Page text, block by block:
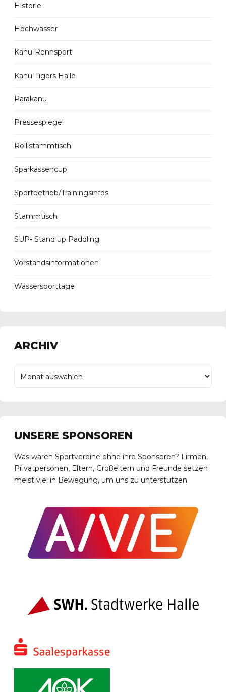
Historie
Hochwasser
Kanu-Rennsport
Kanu-Tigers Halle
Parakanu
Pressespiegel
Rollistammtisch
Sparkassencup
Sportbetrieb/Trainingsinfos
Stammtisch
SUP- Stand up Paddling
Vorstandsinformationen
Wassersporttage
ARCHIV
UNSERE SPONSOREN
Was wären Sportvereine ohne ihre Sponsoren? Firmen,
Privatpersonen, Eltern, Großeltern und Freunde setzen
meist viel in Bewegung, um uns zu unterstützen.